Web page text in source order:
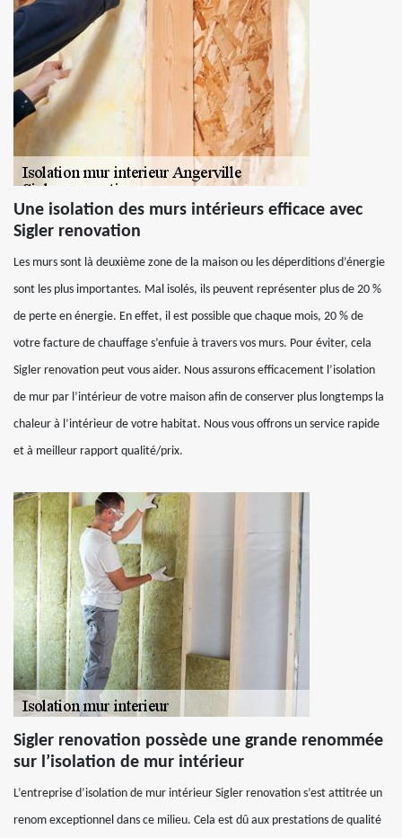
Une isolation des murs intérieurs efficace avec
Sigler renovation
Les murs sont là deuxième zone de la maison ou les déperditions d’énergie
sont les plus importantes. Mal isolés, ils peuvent représenter plus de 20 %
de perte en énergie. En effet, il est possible que chaque mois, 20 % de
votre facture de chauffage s’enfuie à travers vos murs. Pour éviter, cela
Sigler renovation peut vous aider. Nous assurons efficacement l’isolation
de mur par l’intérieur de votre maison afin de conserver plus longtemps la
chaleur à l’intérieur de votre habitat. Nous vous offrons un service rapide
et à meilleur rapport qualité/prix.
Sigler renovation possède une grande renommée
sur l’isolation de mur intérieur
L’entreprise d’isolation de mur intérieur Sigler renovation s’est attitrée un
renom exceptionnel dans ce milieu. Cela est dû aux prestations de qualité